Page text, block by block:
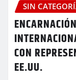
SIN
CON
EE.UU.